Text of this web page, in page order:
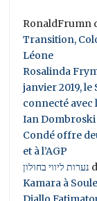
RonaldFrumn
Transition,
Léone
Rosalinda
janvier 2019,
connecté
Ian Dombroski
Condé offre
et à l’AGP
נערות ליווי בחולון
Kamara à